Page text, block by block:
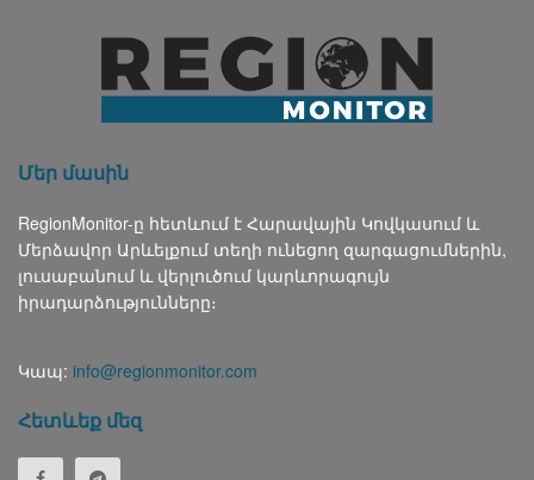
Մեր մասին
RegionMonitor-ը հետևում է Հարավային Կովկասում և
Մերձավոր Արևելքում տեղի ունեցող զարգացումներին,
լուսաբանում և վերլուծում կարևորագույն
իրադարձությունները։
Կապ: info@regionmonitor.com
Հետևեք մեզ